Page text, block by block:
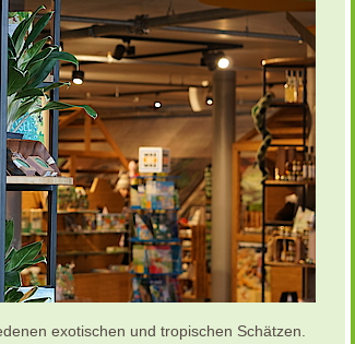
exotischen und tropischen Schätzen.